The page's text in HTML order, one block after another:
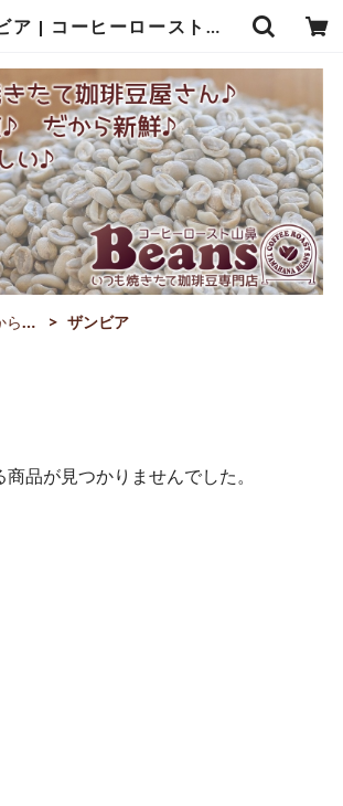
ザンビア | コーヒーロースト山鼻Beans
ぶ ザンビア
商品が見つかりませんでした。